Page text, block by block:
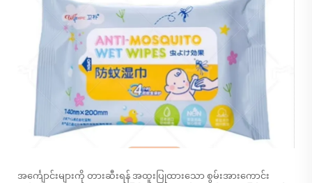
အင်္ကျောင်းများကို တားဆီးရန် အထူးပြုထားသော စွမ်းအားကောင်း